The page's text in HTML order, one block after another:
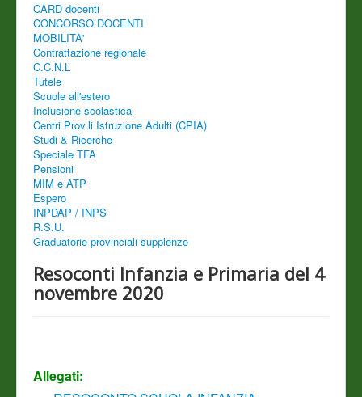
CARD docenti
CONCORSO DOCENTI
MOBILITA'
Contrattazione regionale
C.C.N.L
Tutele
Scuole all'estero
Inclusione scolastica
Centri Prov.li Istruzione Adulti (CPIA)
Studi & Ricerche
Speciale TFA
Pensioni
MIM e ATP
Espero
INPDAP / INPS
R.S.U.
Graduatorie provinciali supplenze
Resoconti Infanzia e Primaria del 4
novembre 2020
Allegati: